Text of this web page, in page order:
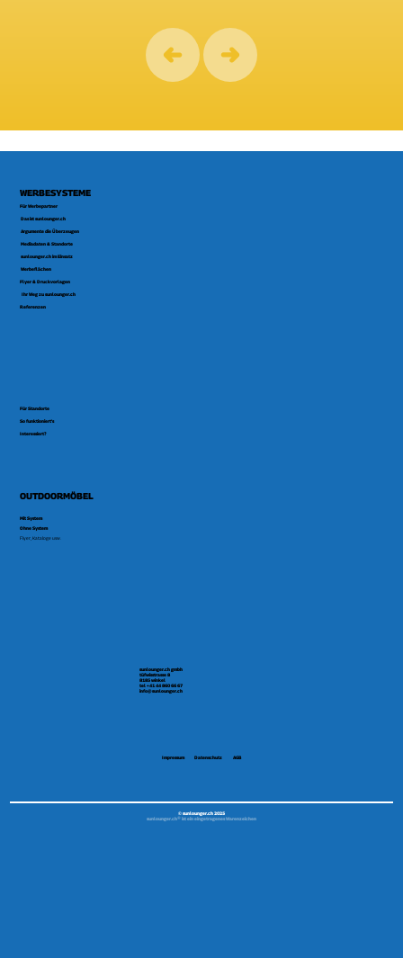
© sunlounger.ch 2025
sunlounger.ch® ist ein eingetragenes Warenzeichen
Impressum Datenschutz AGB
Für Standorte
So funktioniert's
Interessiert?
WERBESYSTEME
Für Werbepartner
Das ist sunlounger.ch
Argumente die Überzeugen
Mediadaten & Standorte
sunlounger.ch im Einsatz
Werbeflächen
Flyer & Druckvorlagen
Ihr Weg zu sunlounger.ch
Referenzen
OUTDOORMÖBEL
Mit System
Ohne System
Flyer, Kataloge usw.
sunlounger.ch gmbh
tüfwisstrasse 8
8185 winkel
tel +41 44 860 66 67
info@sunlounger.ch